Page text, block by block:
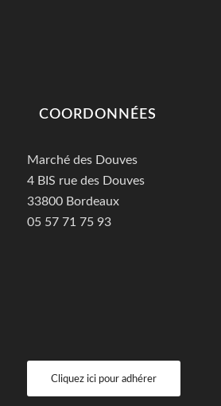
COORDONNÉES
Marché des Douves
4 BIS rue des Douves
33800 Bordeaux
05 57 71 75 93
Cliquez ici pour adhérer